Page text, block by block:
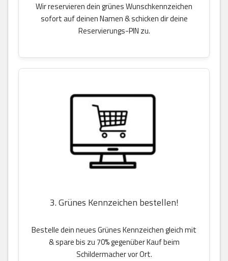
Wir reservieren dein grünes Wunschkennzeichen
sofort auf deinen Namen & schicken dir deine
Reservierungs-PIN zu.
3. Grünes Kennzeichen bestellen!
Bestelle dein neues Grünes Kennzeichen gleich mit
& spare bis zu 70% gegenüber Kauf beim
Schildermacher vor Ort.